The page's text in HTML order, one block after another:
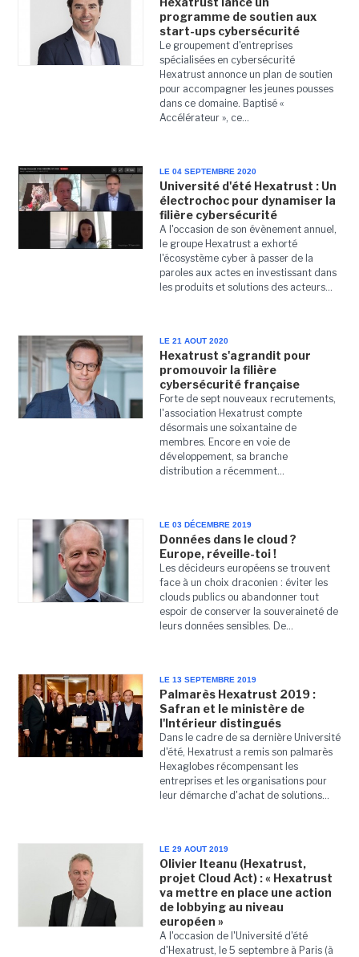
programme de soutien aux
start-ups cybersécurité
Le groupement d'entreprises
spécialisées en cybersécurité
Hexatrust annonce un plan de soutien
pour accompagner les jeunes pousses
dans ce domaine. Baptisé «
Accélérateur », ce...
LE 04 SEPTEMBRE 2020
Université d'été Hexatrust : Un
électrochoc pour dynamiser la
filière cybersécurité
A l'occasion de son évènement annuel,
le groupe Hexatrust a exhorté
l'écosystème cyber à passer de la
paroles aux actes en investissant dans
les produits et solutions des acteurs...
LE 21 AOUT 2020
Hexatrust s'agrandit pour
promouvoir la filière
cybersécurité française
Forte de sept nouveaux recrutements,
l'association Hexatrust compte
désormais une soixantaine de
membres. Encore en voie de
développement, sa branche
distribution a récemment...
LE 03 DÉCEMBRE 2019
Données dans le cloud ?
Europe, réveille-toi !
Les décideurs européens se trouvent
face à un choix draconien : éviter les
clouds publics ou abandonner tout
espoir de conserver la souveraineté de
leurs données sensibles. De...
LE 13 SEPTEMBRE 2019
Palmarès Hexatrust 2019 :
Safran et le ministère de
l'Intérieur distingués
Dans le cadre de sa dernière Université
d'été, Hexatrust a remis son palmarès
Hexaglobes récompensant les
entreprises et les organisations pour
leur démarche d'achat de solutions...
LE 29 AOUT 2019
Olivier Iteanu (Hexatrust,
projet Cloud Act) : « Hexatrust
va mettre en place une action
de lobbying au niveau
européen »
A l'occasion de l'Université d'été
d'Hexatrust, le 5 septembre à Paris (à